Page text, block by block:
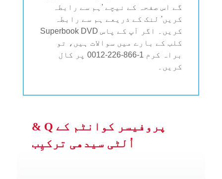
گے اس صفحہ کے نیچے 'ہم سے رابطہ
کریں' لنک کے ذریعے ہم سے رابطہ
کریں۔ اگر آپ کے پاس Superbook DVD
کلب کے بارے میں سوالات ہیں، تو
براہ کرم 1-866-226-0012 پر کال
کریں۔
پروفیسر کوانٹم کے Q &
اُلٹی سیدھی ترکیِب